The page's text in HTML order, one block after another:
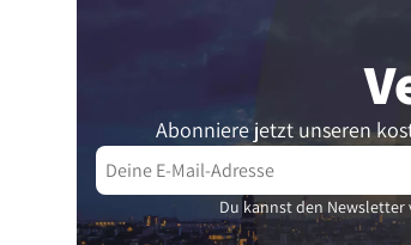
Abonniere jetzt unseren
Du kannst den